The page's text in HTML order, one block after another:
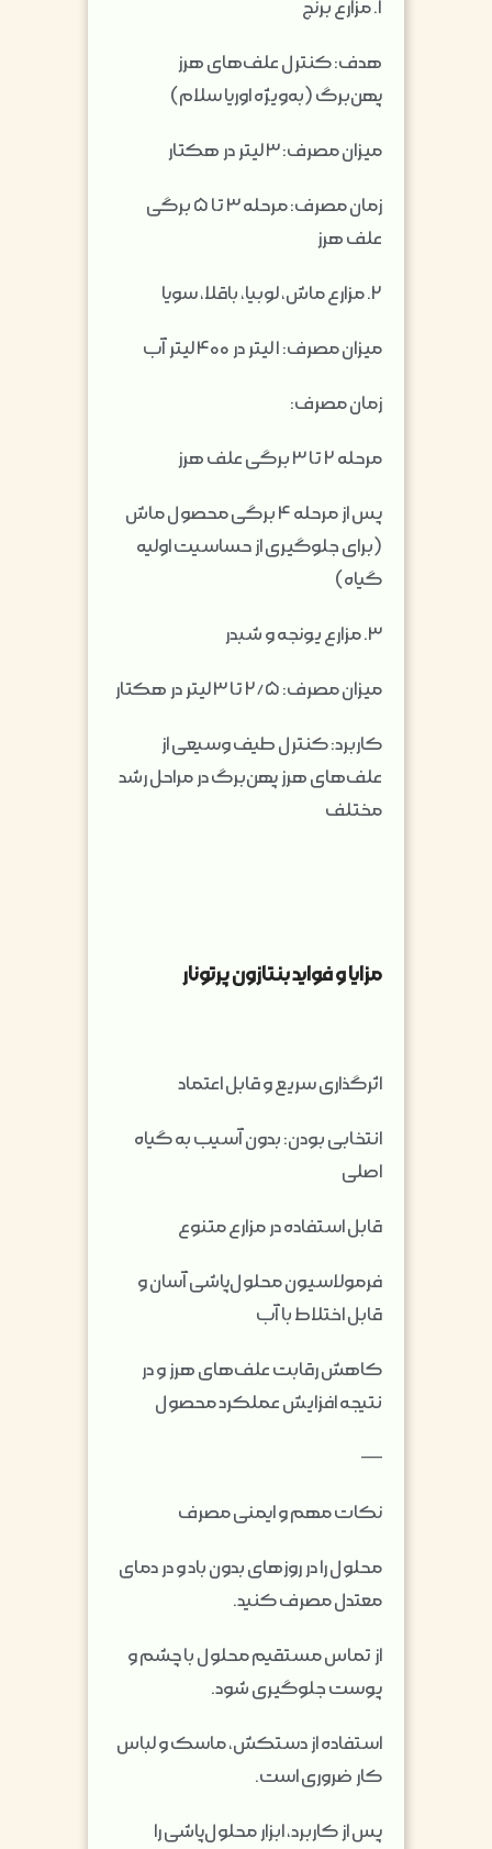
۱. مزارع برنج
هدف: کنترل علف‌های هرز
پهن‌برگ (به‌ویژه اوریا سلام)
میزان مصرف: ۳ لیتر در هکتار
زمان مصرف: مرحله ۳ تا ۵ برگی
علف هرز
۲. مزارع ماش، لوبیا، باقلا، سویا
میزان مصرف: ۱ لیتر در ۴۰۰ لیتر آب
زمان مصرف:
مرحله ۲ تا ۳ برگی علف هرز
پس از مرحله ۴ برگی محصول ماش
(برای جلوگیری از حساسیت اولیه
گیاه)
۳. مزارع یونجه و شبدر
میزان مصرف: ۲/۵ تا ۳ لیتر در هکتار
کاربرد: کنترل طیف وسیعی از
علف‌های هرز پهن‌برگ در مراحل رشد
مختلف
مزایا و فواید بنتازون پرتونار
اثرگذاری سریع و قابل اعتماد
انتخابی بودن: بدون آسیب به گیاه
اصلی
قابل استفاده در مزارع متنوع
فرمولاسیون محلول‌پاشی آسان و
قابل اختلاط با آب
کاهش رقابت علف‌های هرز و در
نتیجه افزایش عملکرد محصول
—
نکات مهم و ایمنی مصرف
محلول را در روزهای بدون باد و در دمای
معتدل مصرف کنید.
از تماس مستقیم محلول با چشم و
پوست جلوگیری شود.
استفاده از دستکش، ماسک و لباس
کار ضروری است.
پس از کاربرد، ابزار محلول‌پاشی را